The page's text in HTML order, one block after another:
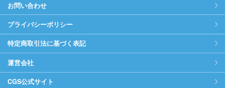
お問い合わせ
プライバシーポリシー
特定商取引法に基づく表記
運営会社
CGS公式サイト